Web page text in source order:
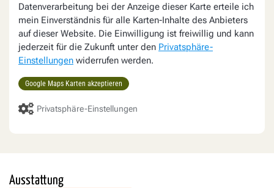
Datenverarbeitung bei der Anzeige dieser Karte erteile ich
mein Einverständnis für alle Karten-Inhalte des Anbieters
auf dieser Website. Die Einwilligung ist freiwillig und kann
jederzeit für die Zukunft unter den Privatsphäre-
Einstellungen widerrufen werden.
Google Maps Karten akzeptieren
Privatsphäre-Einstellungen
Ausstattung